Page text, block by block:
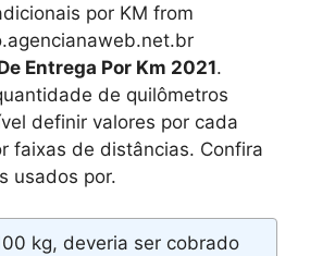
por KM from
Entrega Por Km 2021.
de quilômetros
definir valores por cada
faixas de distâncias. Confira
usados por.
kg, deveria ser cobrado